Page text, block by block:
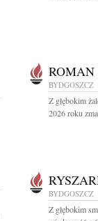
BYDGOSZCZ
Z głębokim
2026 roku
BYDGOSZCZ
Z głębokim